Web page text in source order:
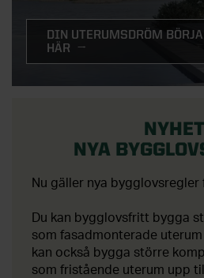
DIN UTERUMSDRÖM
HÄR
NYA
Nu gäller nya bygglovsregler
Du kan bygglovsfritt bygga
som fasadmonterade
kan också bygga större
som fristående uterum upp